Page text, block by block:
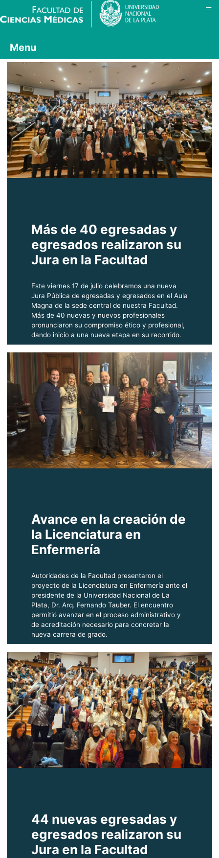
Más de 40 egresadas y
egresados realizaron su
Jura en la Facultad
Este viernes 17 de julio celebramos una nueva
Jura Pública de egresadas y egresados en el Aula
Magna de la sede central de nuestra Facultad.
Más de 40 nuevas y nuevos profesionales
pronunciaron su compromiso ético y profesional,
dando inicio a una nueva etapa en su recorrido.
Avance en la creación de
la Licenciatura en
Enfermería
Autoridades de la Facultad presentaron el
proyecto de la Licenciatura en Enfermería ante el
presidente de la Universidad Nacional de La
Plata, Dr. Arq. Fernando Tauber. El encuentro
permitió avanzar en el proceso administrativo y
de acreditación necesario para concretar la
nueva carrera de grado.
44 nuevas egresadas y
egresados realizaron su
Jura en la Facultad
Menu
≡